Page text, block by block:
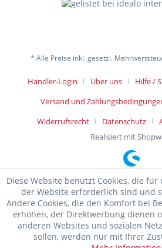
* Alle Preise inkl. gesetzl.
Händler-Login Über uns Hilfe /
Versand und
Widerrufsrecht
Datenschutz
Realisiert mit
Diese Website benutzt Cookies, die
der Website erforderlich sind und
Andere Cookies, die den Komfort bei
erhöhen, der Direktwerbung dienen
anderen Websites und sozialen
sollen, werden nur mit Ihrer